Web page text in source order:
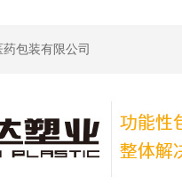
包装有限公司